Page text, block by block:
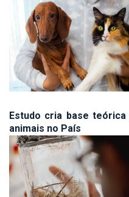
Estudo cria base
animais no País